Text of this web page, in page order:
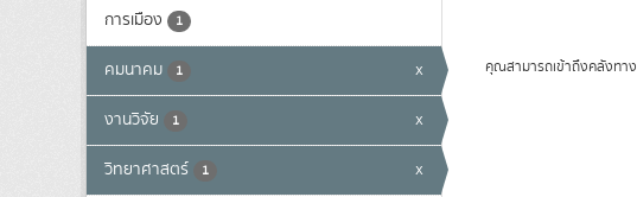
การเมือง 1
คมนาคม 1 x
งานวิจัย 1 x
วิทยาศาสตร์ 1 x
คุณสามารถเข้าถึงคลังทาง